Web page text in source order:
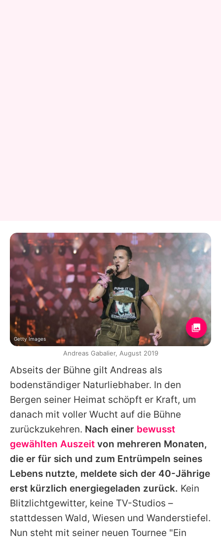
Abseits der Bühne gilt Andreas als
bodenständiger Naturliebhaber. In den
Bergen seiner Heimat schöpft er Kraft, um
danach mit voller Wucht auf die Bühne
zurückzukehren. Nach einer bewusst
gewählten Auszeit von mehreren Monaten,
die er für sich und zum Entrümpeln seines
Lebens nutzte, meldete sich der 40-Jährige
erst kürzlich energiegeladen zurück. Kein
Blitzlichtgewitter, keine TV-Studios –
stattdessen Wald, Wiesen und Wanderstiefel.
Nun steht mit seiner neuen Tournee "Ein
Getty Images
Andreas Gabalier, August 2019